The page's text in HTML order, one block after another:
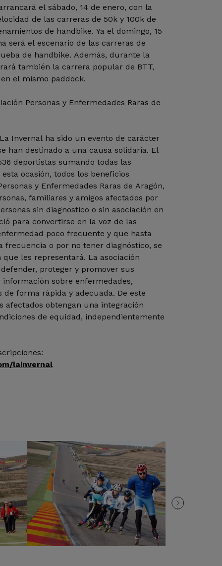
el sábado, 14 de enero, con la
de las carreras de 50k y 100k de
de handbike. Ya el domingo, 15
será el escenario de las carreras de
de handbike. Además, durante la
también la carrera popular de BTT,
el mismo paddock.
Personas y Enfermedades Raras de
Invernal ha sido un evento de carácter
han destinado a una causa solidaria. El
deportistas sumando todas las
ocasión, todos los beneficios
y Enfermedades Raras de Aragón,
familiares y amigos afectados por
sin diagnostico o sin asociación en
para convertirse en la voz de las
poco frecuente y que hasta
frecuencia o por no tener diagnóstico, se
les representará. La asociación
proteger y promover sus
sobre enfermedades,
forma rápida y adecuada. De este
afectados obtengan una integración
de equidad, independientemente
lainvernal